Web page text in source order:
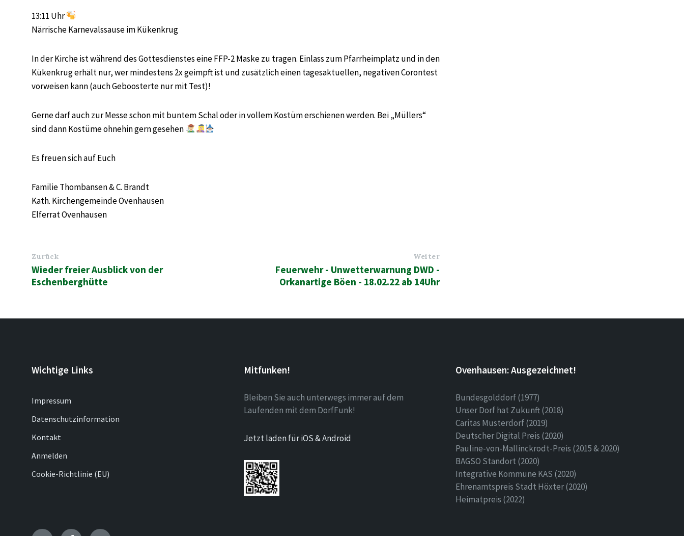
13:11 Uhr
Närrische Karnevalssause im Kükenkrug
In der Kirche ist während des Gottesdienstes eine FFP-2 Maske zu tragen. Einlass zum Pfarrheimplatz und in den
Kükenkrug erhält nur, wer mindestens 2x geimpft ist und zusätzlich einen tagesaktuellen, negativen Corontest
vorweisen kann (auch Geboosterte nur mit Test)!
Gerne darf auch zur Messe schon mit buntem Schal oder in vollem Kostüm erschienen werden. Bei „Müllers“
sind dann Kostüme ohnehin gern gesehen
Es freuen sich auf Euch
Familie Thombansen & C. Brandt
Kath. Kirchengemeinde Ovenhausen
Elferrat Ovenhausen
Zurück
Wieder freier Ausblick von der
Eschenberghütte
Weiter
Feuerwehr - Unwetterwarnung DWD -
Orkanartige Böen - 18.02.22 ab 14Uhr
Wichtige Links
Impressum
Datenschutzinformation
Kontakt
Anmelden
Cookie-Richtlinie (EU)
Mitfunken!
Bleiben Sie auch unterwegs immer auf dem
Laufenden mit dem DorfFunk!
Jetzt laden für iOS & Android
Ovenhausen: Ausgezeichnet!
Bundesgolddorf (1977)
Unser Dorf hat Zukunft (2018)
Caritas Musterdorf (2019)
Deutscher Digital Preis (2020)
Pauline-von-Mallinckrodt-Preis (2015 & 2020)
BAGSO Standort (2020)
Integrative Kommune KAS (2020)
Ehrenamtspreis Stadt Höxter (2020)
Heimatpreis (2022)